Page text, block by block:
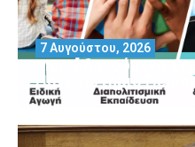
Μοριοδοτούμενα
Πανεπιστήμιο
7 Αυγούστου, 2026